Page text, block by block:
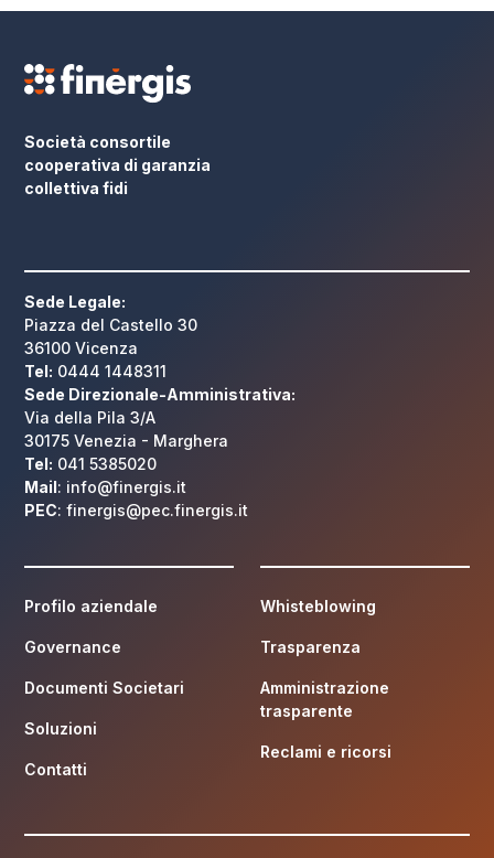
Società consortile
cooperativa di garanzia
collettiva fidi
Sede Legale:
Piazza del Castello 30
36100 Vicenza
Tel: 0444 1448311
Sede Direzionale-Amministrativa:
Via della Pila 3/A
30175 Venezia - Marghera
Tel: 041 5385020
Mail: info@finergis.it
PEC: finergis@pec.finergis.it
Profilo aziendale
Governance
Documenti Societari
Soluzioni
Contatti
Whisteblowing
Trasparenza
Amministrazione
trasparente
Reclami e ricorsi